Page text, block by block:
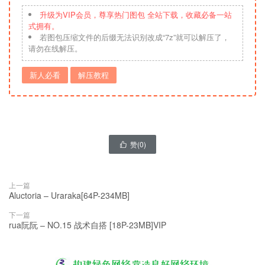
升级为VIP会员，尊享热门图包 全站下载，收藏必备一站
式拥有。
若图包压缩文件的后缀无法识别改成“7z”就可以解压了，
请勿在线解压。
新人必看 解压教程
 赞(0)
上一篇
Aluctoria – Uraraka[64P-234MB]
下一篇
rua阮阮 – NO.15 战术自搭 [18P-23MB]VIP